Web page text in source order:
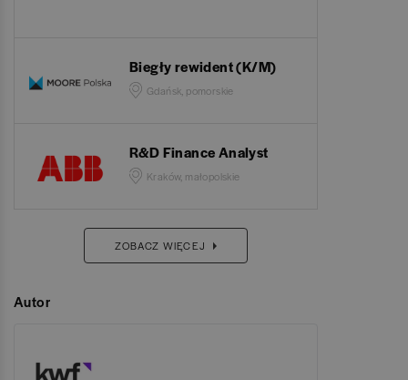
Biegły rewident (K/M)
Gdańsk, pomorskie
R&D Finance Analyst
Kraków, małopolskie
ZOBACZ WIĘCEJ
Autor